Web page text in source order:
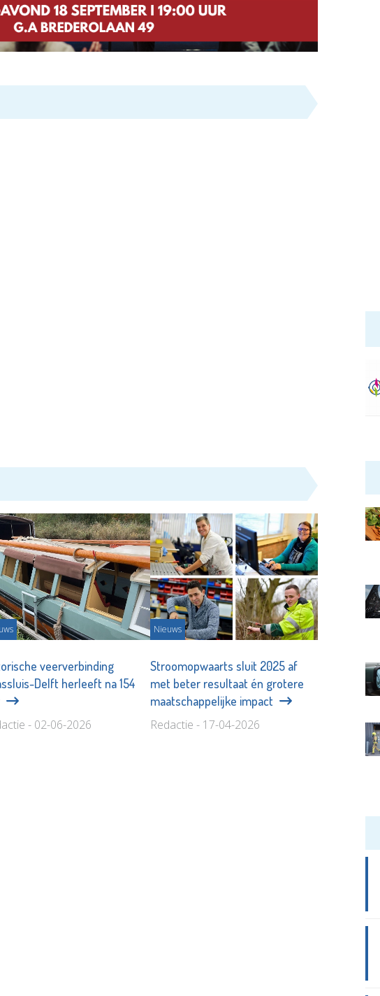
veerverbinding
Delft herleeft na 154
- 02-06-2026
Nieuws
Stroomopwaarts sluit 2025 af
met beter resultaat én grotere
maatschappelijke impact
Redactie - 17-04-2026